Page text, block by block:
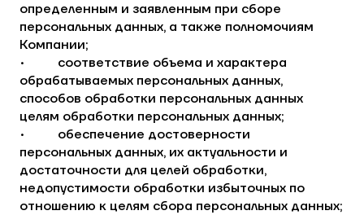
определенным и заявленным при сборе
персональных данных, а также полномочиям
Компании;
• соответствие объема и характера
обрабатываемых персональных данных,
способов обработки персональных данных
целям обработки персональных данных;
• обеспечение достоверности
персональных данных, их актуальности и
достаточности для целей обработки,
недопустимости обработки избыточных по
отношению к целям сбора персональных данных;